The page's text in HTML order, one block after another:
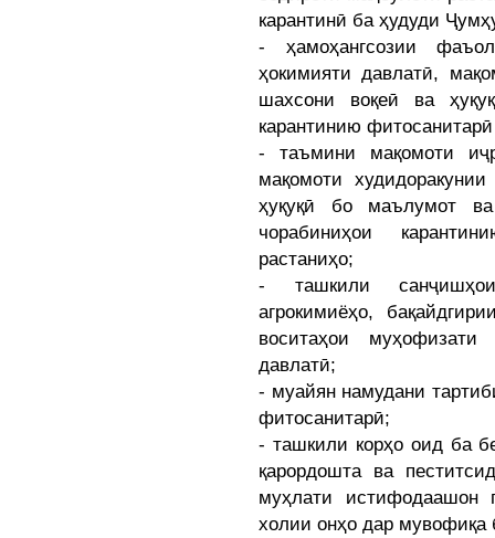
карантинӣ ба ҳудуди
- ҳамоҳангсозии
ҳокимияти давлатӣ,
шахсони воқеӣ ва
карантинию
- таъмини мақомоти
мақомоти
ҳуқуқӣ бо маълумот
чорабиниҳои
растаниҳо;
- ташкили
агрокимиёҳо,
воситаҳои
давлатӣ;
- муайян намудани
фитосанитарӣ;
- ташкили корҳо оид ба
қарордошта ва
муҳлати истифодаашон
холии онҳо дар мувофиқа